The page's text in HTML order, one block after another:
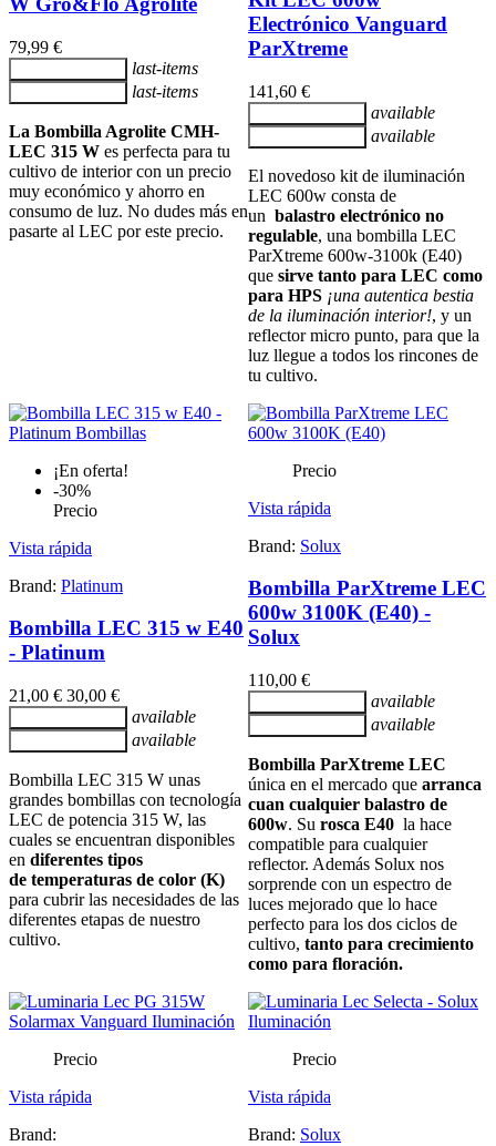
79,99 €
last-items
last-items
La Bombilla Agrolite CMH-
LEC 315 W es perfecta para tu
cultivo de interior con un precio
muy económico y ahorro en
consumo de luz. No dudes más en
pasarte al LEC por este precio.
Electrónico Vanguard
ParXtreme
141,60 €
available
available
El novedoso kit de iluminación
LEC 600w consta de
un balastro electrónico no
regulable, una bombilla LEC
ParXtreme 600w-3100k (E40)
que sirve tanto para LEC como
para HPS ¡una autentica bestia
de la iluminación interior!, y un
reflector micro punto, para que la
luz llegue a todos los rincones de
tu cultivo.
¡En oferta!
-30%
Precio
Vista rápida
Brand: Platinum
Bombilla LEC 315 w E40
- Platinum
21,00 € 30,00 €
available
available
Bombilla LEC 315 W unas
grandes bombillas con tecnología
LEC de potencia 315 W, las
cuales se encuentran disponibles
en diferentes tipos
de temperaturas de color (K)
para cubrir las necesidades de las
diferentes etapas de nuestro
cultivo.
Precio
Vista rápida
Brand: Solux
Bombilla ParXtreme LEC
600w 3100K (E40) -
Solux
110,00 €
available
available
Bombilla ParXtreme LEC
única en el mercado que arranca
cuan cualquier balastro de
600w. Su rosca E40 la hace
compatible para cualquier
reflector. Además Solux nos
sorprende con un espectro de
luces mejorado que lo hace
perfecto para los dos ciclos de
cultivo, tanto para crecimiento
como para floración.
Precio
Vista rápida
Brand:
Precio
Vista rápida
Brand: Solux